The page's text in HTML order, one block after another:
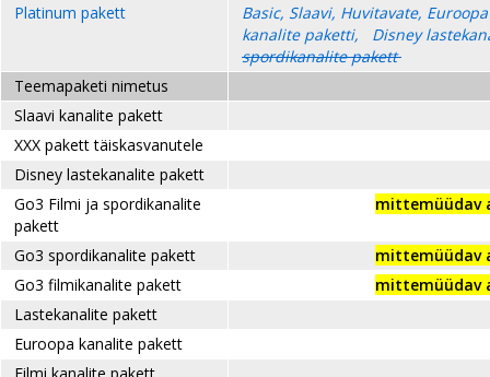
Platinum pakett
Basic, Slaavi, Huvitavate,
kanalite paketti, Disney
spordikanalite pakett
Teemapaketi nimetus
Slaavi kanalite pakett
XXX pakett täiskasvanutele
Disney lastekanalite pakett
Go3 Filmi ja spordikanalite
pakett
mittemüüdav​
Go3 spordikanalite pakett
mittemüüdav​
Go3 filmikanalite pakett
mittemüüdav​
Lastekanalite pakett
Euroopa kanalite pakett
Filmi kanalite pakett